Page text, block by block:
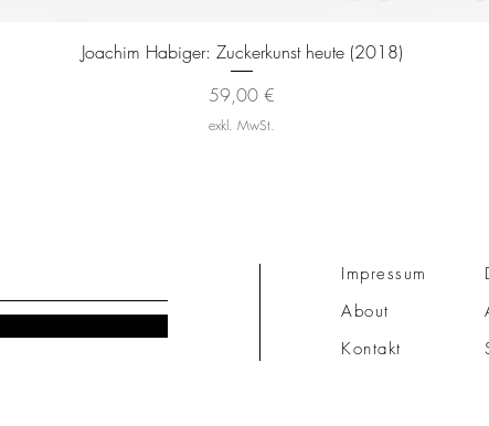
Schnellansicht
Joachim Habiger: Zuckerkunst heute (2018)
Preis
59,00 €
exkl. MwSt.
Impressum
About
Kontakt